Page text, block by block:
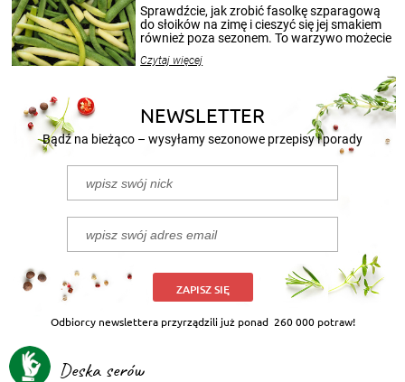
patenty, które pozwolą zachować świeżość
przetworów.
Sprawdźcie, jak zrobić fasolkę szparagową
do słoików na zimę i cieszyć się jej smakiem
również poza sezonem. To warzywo możecie
nasze propozycje!
Czytaj więcej
NEWSLETTER
Bądź na bieżąco – wysyłamy sezonowe przepisy i porady
ZAPISZ SIĘ
Odbiorcy newslettera przyrządzili już ponad 260 000 potraw!
Deska serów